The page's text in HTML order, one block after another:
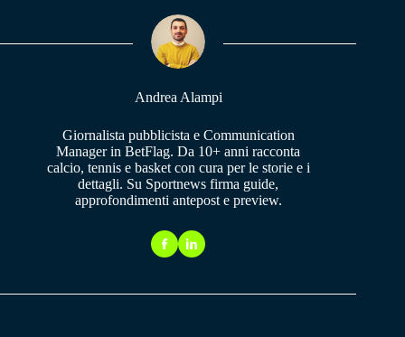
pp m
Andrea Alampi
Giornalista pubblicista e Communication
Manager in BetFlag. Da 10+ anni racconta
calcio, tennis e basket con cura per le storie e i
dettagli. Su Sportnews firma guide,
approfondimenti antepost e preview.